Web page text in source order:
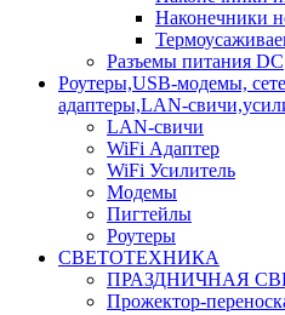
Наконечники
Разъемы питания DC
Роутеры,USB-модемы,
адаптеры,LAN-
LAN-свичи
WiFi Адаптер
WiFi Усилитель
Модемы
Пигтейлы
Роутеры
СВЕТОТЕХНИКА
ПРАЗДНИЧНАЯ
Прожектор-